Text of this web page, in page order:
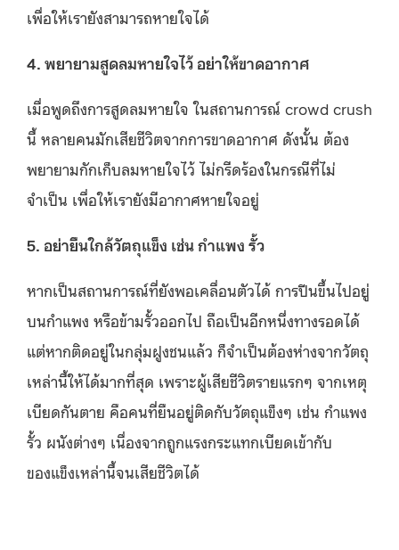
เพื่อให้เรายังสามารถหายใจได้
4. พยายามสูดลมหายใจไว้ อย่าให้ขาดอากาศ
เมื่อพูดถึงการสูดลมหายใจ ในสถานการณ์​ crowd crush
นี้ หลายคนมักเสียชีวิตจากการขาดอากาศ ดังนั้น ต้อง
พยายามกักเก็บลมหายใจไว้ ไม่กรีดร้องในกรณีที่ไม่
จำเป็น เพื่อให้เรายังมีอากาศหายใจอยู่
5. อย่ายืนใกล้วัตถุแข็ง เช่น กำแพง รั้ว
หากเป็นสถานการณ์ที่ยังพอเคลื่อนตัวได้ การปีนขึ้นไปอยู่
บนกำแพง หรือข้ามรั้วออกไป ถือเป็นอีกหนึ่งทางรอดได้
แต่หากติดอยู่ในกลุ่มฝูงชนแล้ว ก็จำเป็นต้องห่างจากวัตถุ
เหล่านี้ให้ได้มากที่สุด เพราะผู้เสียชีวิตรายแรกๆ จากเหตุ
เบียดกันตาย คือคนที่ยืนอยู่ติดกับวัตถุแข็งๆ เช่น กำแพง
รั้ว ผนังต่างๆ เนื่องจากถูกแรงกระแทกเบียดเข้ากับ
ของแข็งเหล่านี้จนเสียชีวิตได้